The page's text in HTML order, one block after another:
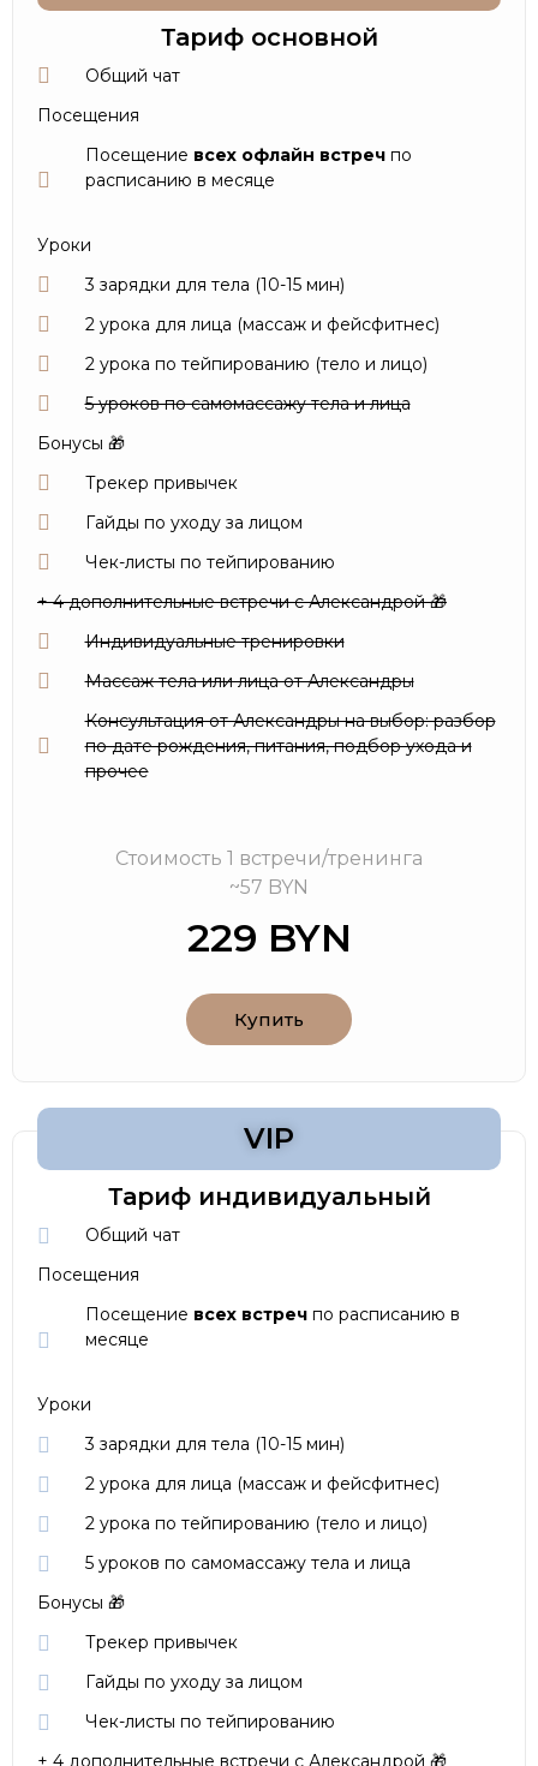
Тариф основной
Общий чат
Посещения
Посещение всех офлайн встреч по
расписанию в месяце
Уроки
3 зарядки для тела (10-15 мин)
2 урока для лица (массаж и фейсфитнес)
2 урока по тейпированию (тело и лицо)
5 уроков по самомассажу тела и лица
Бонусы 🎁
Трекер привычек
Гайды по уходу за лицом
Чек-листы по тейпированию
+ 4 дополнительные встречи с Александрой 🎁
Индивидуальные тренировки
Массаж тела или лица от Александры
Консультация от Александры на выбор: разбор
по дате рождения, питания, подбор ухода и
прочее
Стоимость 1 встречи/тренинга
~57 BYN
229 BYN
Купить
VIP
Тариф индивидуальный
Общий чат
Посещения
Посещение всех встречпо расписанию в
месяце
Уроки
3 зарядки для тела (10-15 мин)
2 урока для лица (массаж и фейсфитнес)
2 урока по тейпированию (тело и лицо)
5 уроков по самомассажу тела и лица
Бонусы 🎁
Трекер привычек
Гайды по уходу за лицом
Чек-листы по тейпированию
+ 4 дополнительные встречи с Александрой 🎁